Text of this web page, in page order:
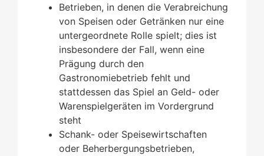
Betrieben, in denen die Verabreichung
von Speisen oder Getränken nur eine
untergeordnete Rolle spielt; dies ist
insbesondere der Fall, wenn eine
Prägung durch den
Gastronomiebetrieb fehlt und
stattdessen das Spiel an Geld- oder
Warenspielgeräten im Vordergrund
steht
Schank- oder Speisewirtschaften
oder Beherbergungsbetrieben,